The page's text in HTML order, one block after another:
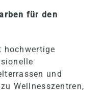
für den
hochwertige
und
Wellnesszentren,